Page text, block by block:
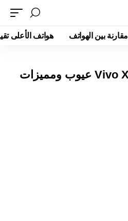
مقارنة بين الهواتف هواتف الأعلى
سعر ومواصفات Vivo X200 عيوب ومميزات